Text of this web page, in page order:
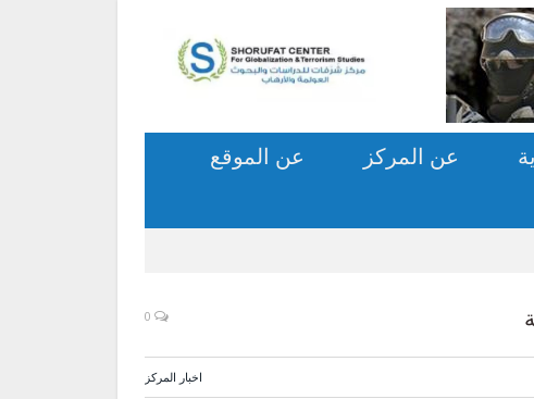
عن المركز
عن الموقع
اخبار المركز